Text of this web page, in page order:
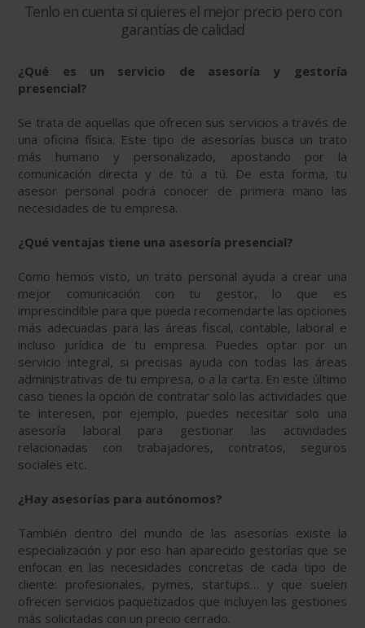
Tenlo en cuenta si quieres el mejor precio pero con
garantías de calidad
¿Qué es un servicio de asesoría y gestoría
presencial?
Se trata de aquellas que ofrecen sus servicios a través de
una oficina física. Este tipo de asesorías busca un trato
más humano y personalizado, apostando por la
comunicación directa y de tú a tú. De esta forma, tu
asesor personal podrá conocer de primera mano las
necesidades de tu empresa.
¿Qué ventajas tiene una asesoría presencial?
Como hemos visto, un trato personal ayuda a crear una
mejor comunicación con tu gestor, lo que es
imprescindible para que pueda recomendarte las opciones
más adecuadas para las áreas fiscal, contable, laboral e
incluso jurídica de tu empresa. Puedes optar por un
servicio integral, si precisas ayuda con todas las áreas
administrativas de tu empresa, o a la carta. En este último
caso tienes la opción de contratar solo las actividades que
te interesen, por ejemplo, puedes necesitar solo una
asesoría laboral para gestionar las actividades
relacionadas con trabajadores, contratos, seguros
sociales etc.
¿Hay asesorías para autónomos?
También dentro del mundo de las asesorías existe la
especialización y por eso han aparecido gestorías que se
enfocan en las necesidades concretas de cada tipo de
cliente: profesionales, pymes, startups… y que suelen
ofrecen servicios paquetizados que incluyen las gestiones
más solicitadas con un precio cerrado.